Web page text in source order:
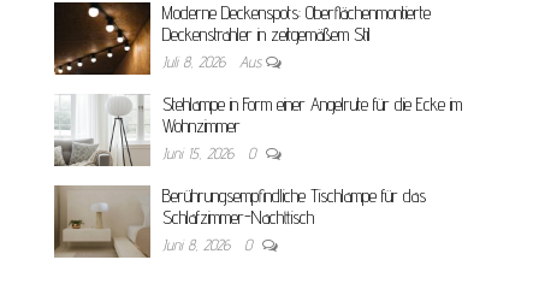
Moderne Deckenspots: Oberflächenmontierte
Deckenstrahler in zeitgemäßem Stil
Juli 8, 2026 Aus
Stehlampe in Form einer Angelrute für die Ecke im
Wohnzimmer
Juni 15, 2026 0
Berührungsempfindliche Tischlampe für das
Schlafzimmer-Nachttisch
Juni 8, 2026 0